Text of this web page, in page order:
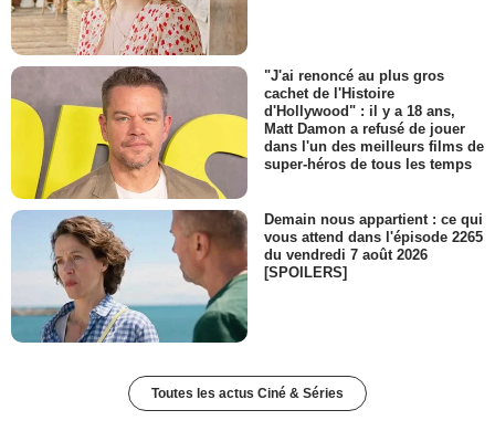
"J'ai renoncé au plus gros
cachet de l'Histoire
d'Hollywood" : il y a 18 ans,
Matt Damon a refusé de jouer
dans l'un des meilleurs films de
super-héros de tous les temps
Demain nous appartient : ce qui
vous attend dans l'épisode 2265
du vendredi 7 août 2026
[SPOILERS]
Toutes les actus Ciné & Séries